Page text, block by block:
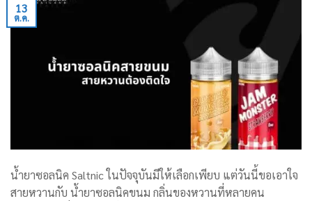
13
ต.ค.
น้ำยาซอลนิค Saltnic ในปัจจุบันมีให้เลือกเพียบ แต่วันนี้ขอเอาใจ
สายหวานกับ น้ำยาซอลนิคขนม กลิ่นของหวานที่หลายคน